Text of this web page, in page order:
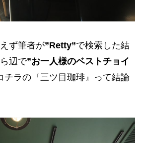
ず筆者が”Retty”で検索した結
辺で”お一人様のベストチョイ
チラの『三ツ目珈琲』って結論